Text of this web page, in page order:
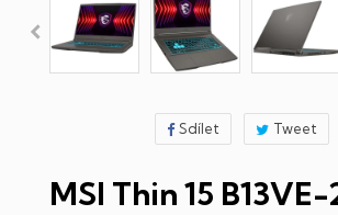
Sdílet Tweet
MSI Thin 15